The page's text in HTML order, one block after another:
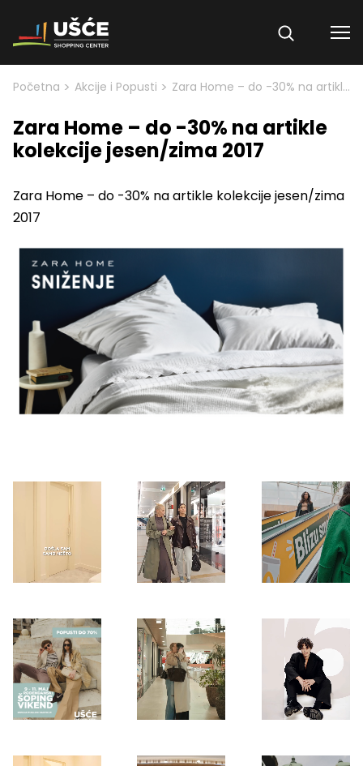
Skip to content
Početna > Akcije i Popusti > Zara Home – do -30% na artikle kolekcije jesen/zima 2017
Zara Home – do -30% na artikle
kolekcije jesen/zima 2017
Zara Home – do -30% na artikle kolekcije jesen/zima
2017